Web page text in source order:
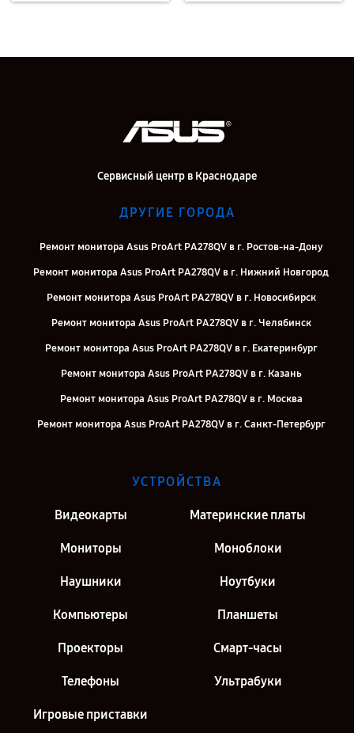
Сервисный центр в Краснодаре
ДРУГИЕ ГОРОДА
Ремонт монитора Asus ProArt PA278QV в г. Ростов-на-Дону
Ремонт монитора Asus ProArt PA278QV в г. Нижний Новгород
Ремонт монитора Asus ProArt PA278QV в г. Новосибирск
Ремонт монитора Asus ProArt PA278QV в г. Челябинск
Ремонт монитора Asus ProArt PA278QV в г. Екатеринбург
Ремонт монитора Asus ProArt PA278QV в г. Казань
Ремонт монитора Asus ProArt PA278QV в г. Москва
Ремонт монитора Asus ProArt PA278QV в г. Санкт-Петербург
УСТРОЙСТВА
Видеокарты Материнские платы
Мониторы Моноблоки
Наушники Ноутбуки
Компьютеры Планшеты
Проекторы Смарт-часы
Телефоны Ультрабуки
Игровые приставки